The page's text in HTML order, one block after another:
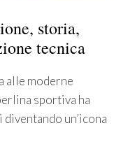
storia,
tecnica
alle moderne
sportiva ha
un’icona